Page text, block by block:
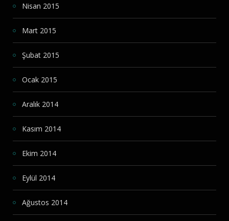
Nisan 2015
Mart 2015
Şubat 2015
Ocak 2015
Aralık 2014
Kasım 2014
Ekim 2014
Eylül 2014
Ağustos 2014